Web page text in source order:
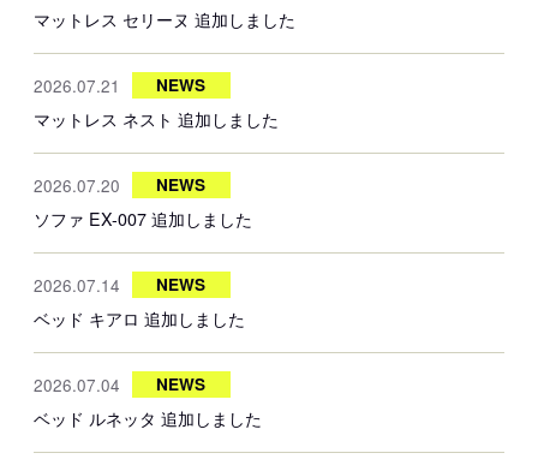
マットレス セリーヌ 追加しました
2026.07.21 NEWS
マットレス ネスト 追加しました
2026.07.20 NEWS
ソファ EX-007 追加しました
2026.07.14 NEWS
ベッド キアロ 追加しました
2026.07.04 NEWS
ベッド ルネッタ 追加しました